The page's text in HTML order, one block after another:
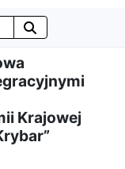
Krajowej
się w nowym